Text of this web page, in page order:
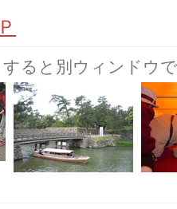
ると別ウィンドウ